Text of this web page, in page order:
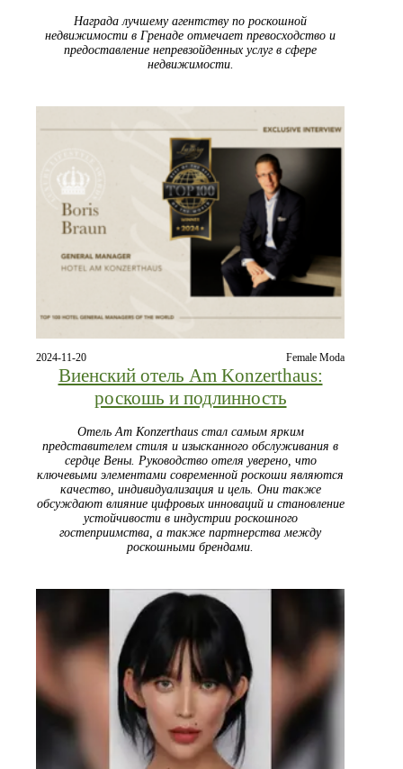
Награда лучшему агентству по роскошной
недвижимости в Гренаде отмечает превосходство и
предоставление непревзойденных услуг в сфере
недвижимости.
2024-11-20 Female Moda
Виенский отель Am Konzerthaus:
роскошь и подлинность
Отель Am Konzerthaus стал самым ярким
представителем стиля и изысканного обслуживания в
сердце Вены. Руководство отеля уверено, что
ключевыми элементами современной роскоши являются
качество, индивидуализация и цель. Они также
обсуждают влияние цифровых инноваций и становление
устойчивости в индустрии роскошного
гостеприимства, а также партнерства между
роскошными брендами.